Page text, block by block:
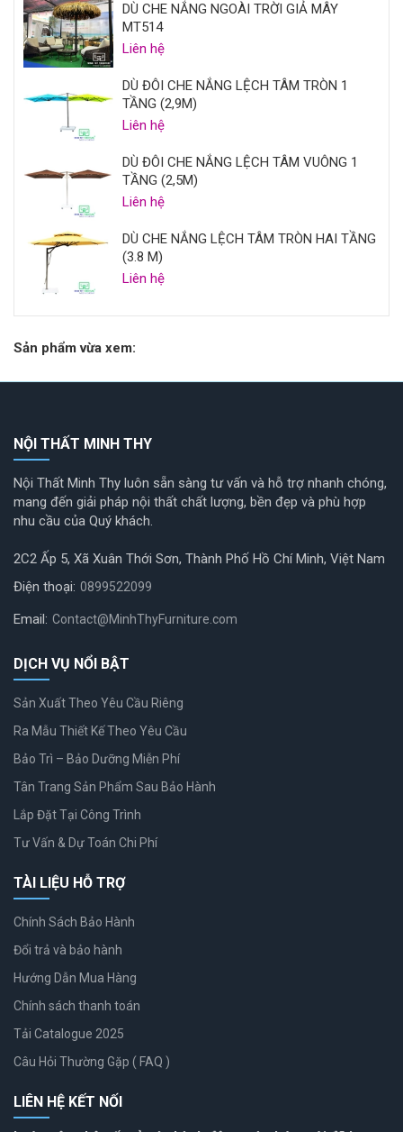
DÙ CHE NẮNG NGOÀI TRỜI GIẢ MÂY
MT514
Liên hệ
DÙ ĐÔI CHE NẮNG LỆCH TÂM TRÒN 1
TẦNG (2,9M)
Liên hệ
DÙ ĐÔI CHE NẮNG LỆCH TÂM VUÔNG 1
TẦNG (2,5M)
Liên hệ
DÙ CHE NẮNG LỆCH TÂM TRÒN HAI TẦNG
(3.8 M)
Liên hệ
Sản phẩm vừa xem:
NỘI THẤT MINH THY
Nội Thất Minh Thy luôn sẵn sàng tư vấn và hỗ trợ nhanh chóng,
mang đến giải pháp nội thất chất lượng, bền đẹp và phù hợp
nhu cầu của Quý khách.
2C2 Ấp 5, Xã Xuân Thới Sơn, Thành Phố Hồ Chí Minh, Việt Nam
Điện thoại: 0899522099
Email: Contact@MinhThyFurniture.com
DỊCH VỤ NỔI BẬT
Sản Xuất Theo Yêu Cầu Riêng
Ra Mẫu Thiết Kế Theo Yêu Cầu
Bảo Trì – Bảo Dưỡng Miễn Phí
Tân Trang Sản Phẩm Sau Bảo Hành
Lắp Đặt Tại Công Trình
Tư Vấn & Dự Toán Chi Phí
TÀI LIỆU HỖ TRỢ
Chính Sách Bảo Hành
Đổi trả và bảo hành
Hướng Dẫn Mua Hàng
Chính sách thanh toán
Tải Catalogue 2025
Câu Hỏi Thường Gặp ( FAQ )
LIÊN HỆ KẾT NỐI